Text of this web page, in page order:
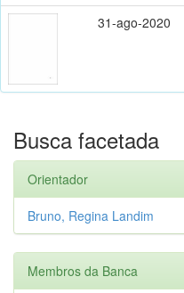
31-ago-2020
Busca facetada
Orientador
Bruno, Regina Landim
Membros da Banca